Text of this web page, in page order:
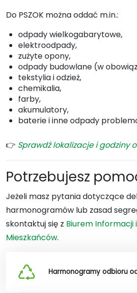
Do PSZOK można oddać m.in.:
odpady wielkogabarytowe,
elektroodpady,
zużyte opony,
odpady budowlane (w
tekstylia i odzież,
chemikalia,
farby,
akumulatory,
baterie i inne odpady
👉 Sprawdź lokalizacje i godziny
Potrzebujesz
Jeżeli masz pytania dotyczące
harmonogramów lub zasad
skontaktuj się z Biurem Informacji
Mieszkańców.
Harmonogramy odbioru